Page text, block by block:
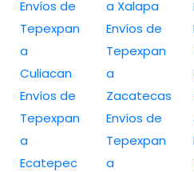
Envíos de
Tepexpan
a
Culiacan
Envíos de
Tepexpan
a
Ecatepec
a Xalapa
Envíos de
Tepexpan
a
Zacatecas
Envíos de
Tepexpan
a